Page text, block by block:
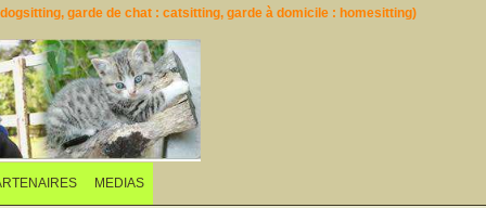
garde de chat : catsitting, garde à domicile : homesitting)
MEDIAS